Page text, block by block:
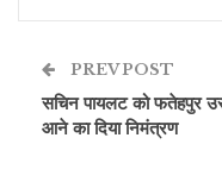
PREV POST
सचिन पायलट को फतेहपुर
आने का दिया निमंत्रण